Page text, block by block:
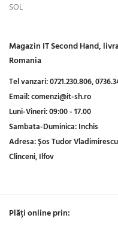
SOL
Magazin IT Second Hand,
Romania
Tel vanzari:0721.230.806,
Email:comenzi@it-sh.ro
Luni-Vineri:09:00 - 17.00
Sambata-Duminica:Inchis
Adresa:Șos Tudor
Clinceni, Ilfov
Plăți online prin: